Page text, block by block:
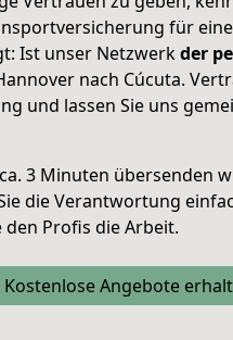
für
Ist unser Netzwerkder
nach Cúcuta.
und lassen Sie uns
3 Minuten übersenden
die Verantwortung
den Profis die Arbeit.
Kostenlose Angebote